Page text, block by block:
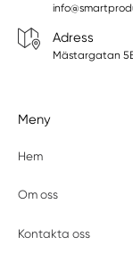
Adress
Mästargatan
Meny
Hem
Om oss
Kontakta oss